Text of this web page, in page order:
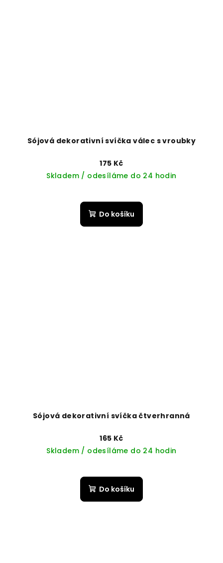
Sójová dekorativní svíčka válec s vroubky
175 Kč
Skladem / odesíláme do 24 hodin
Do košíku
Sójová dekorativní svíčka čtverhranná
165 Kč
Skladem / odesíláme do 24 hodin
Do košíku